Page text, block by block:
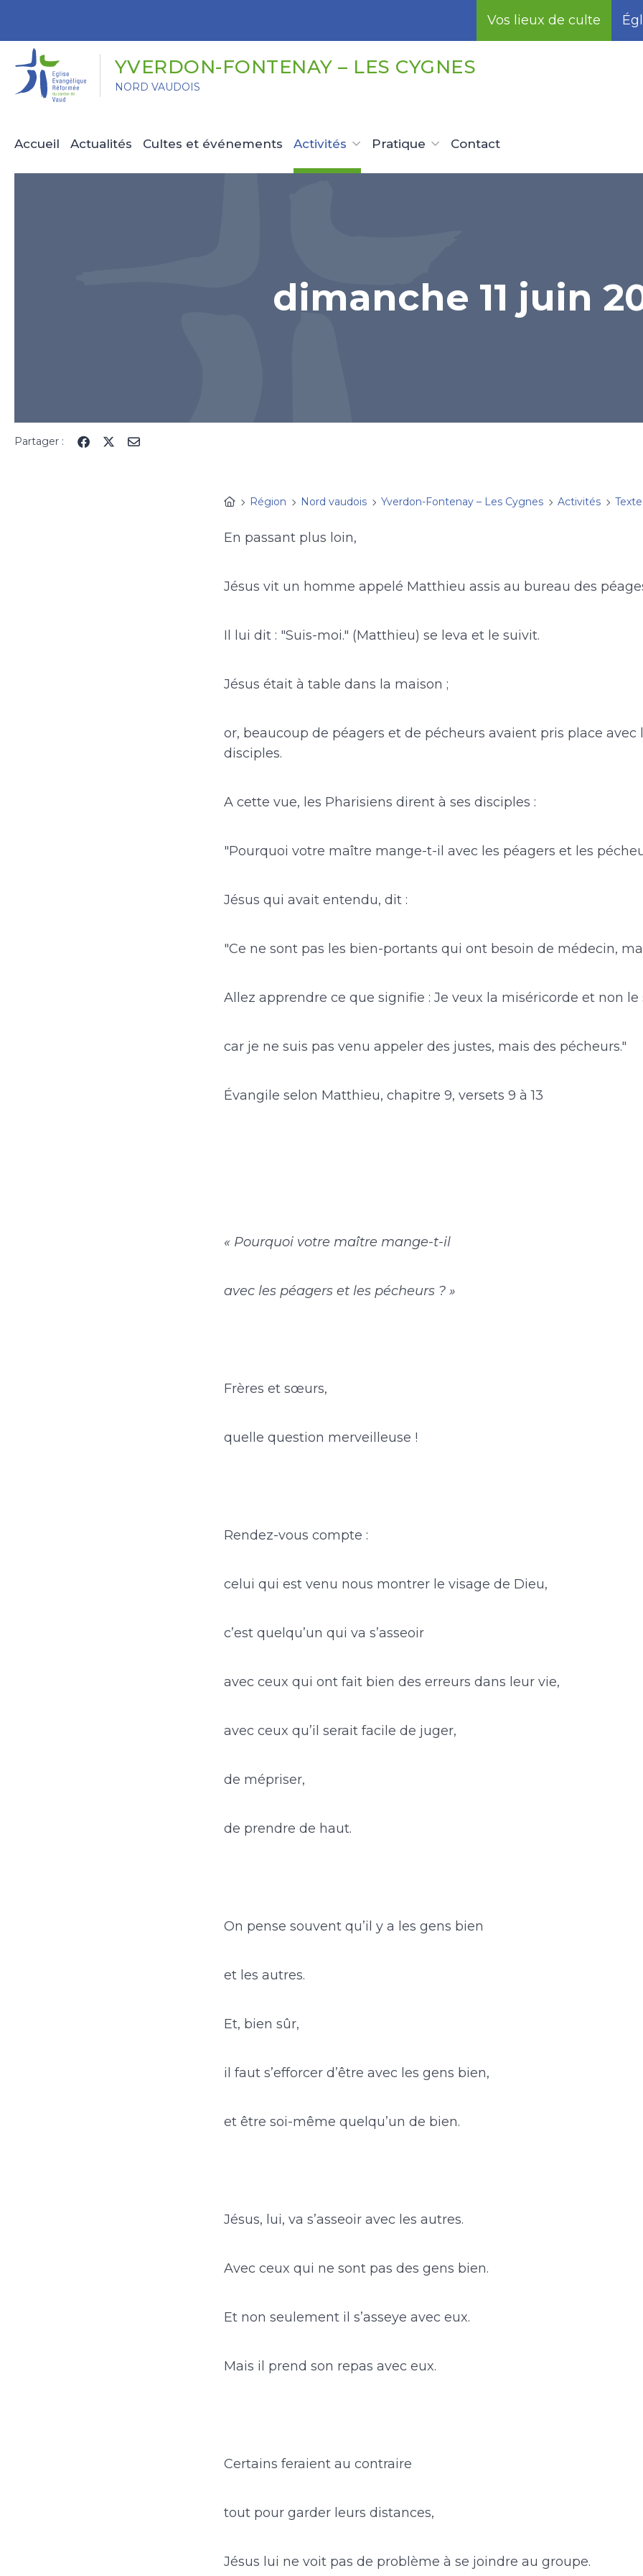
Vos lieux de culte
YVERDON-FONTENAY – LES CYGNES
NORD VAUDOIS
Accueil Actualités Cultes et événements Activités Pratique Contact
dimanche 11 juin
Partager :
Région Nord vaudois Yverdon-Fontenay – Les Cygnes Activités
En passant plus loin,
Jésus vit un homme appelé Matthieu assis au bureau des
Il lui dit : "Suis-moi." (Matthieu) se leva et le suivit.
Jésus était à table dans la maison ;
or, beaucoup de péagers et de pécheurs avaient pris place avec
disciples.
A cette vue, les Pharisiens dirent à ses disciples :
"Pourquoi votre maître mange-t-il avec les péagers et les
Jésus qui avait entendu, dit :
"Ce ne sont pas les bien-portants qui ont besoin de médecin,
Allez apprendre ce que signifie : Je veux la miséricorde et non le
car je ne suis pas venu appeler des justes, mais des pécheurs."
Évangile selon Matthieu, chapitre 9, versets 9 à 13
« Pourquoi votre maître mange-t-il
avec les péagers et les pécheurs ? »
Frères et sœurs,
quelle question merveilleuse !
Rendez-vous compte :
celui qui est venu nous montrer le visage de Dieu,
c’est quelqu’un qui va s’asseoir
avec ceux qui ont fait bien des erreurs dans leur vie,
avec ceux qu’il serait facile de juger,
de mépriser,
de prendre de haut.
On pense souvent qu’il y a les gens bien
et les autres.
Et, bien sûr,
il faut s’efforcer d’être avec les gens bien,
et être soi-même quelqu’un de bien.
Jésus, lui, va s’asseoir avec les autres.
Avec ceux qui ne sont pas des gens bien.
Et non seulement il s’asseye avec eux.
Mais il prend son repas avec eux.
Certains feraient au contraire
tout pour garder leurs distances,
Jésus lui ne voit pas de problème à se joindre au groupe.